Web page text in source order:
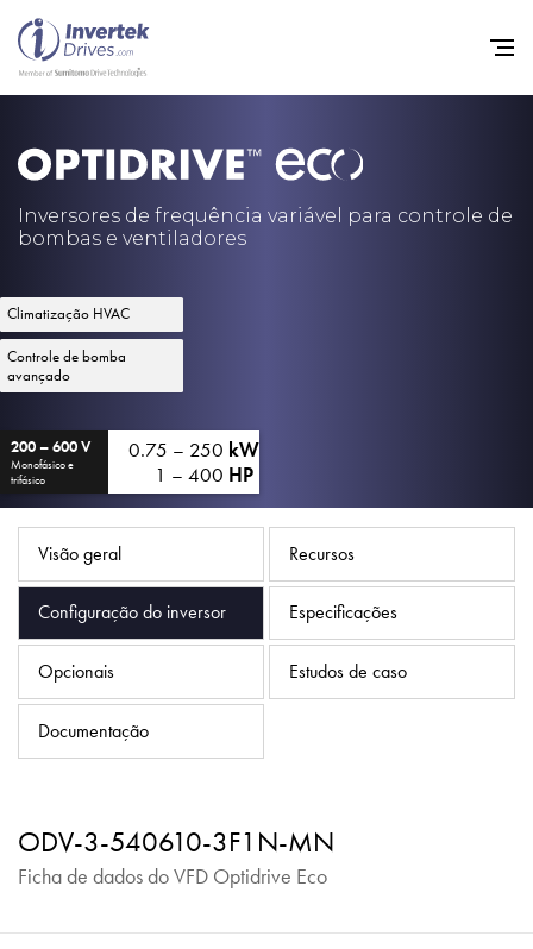
Inversores de frequência variável para controle de
bombas e ventiladores
Climatização HVAC
Controle de bomba
avançado
200 – 600 V
Monofásico e
trifásico
0.75 – 250 kW
1 – 400 HP
Visão geral Recursos
Configuração do inversor Especificações
Opcionais Estudos de caso
Documentação
ODV-3-540610-3F1N-MN
Ficha de dados do VFD Optidrive Eco
Início
Inversores de frequência
Mapa do site
iSource Logar